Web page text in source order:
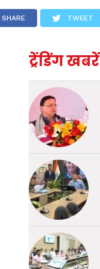
SHARE TWEET
ट्रेंडिंग खबरें